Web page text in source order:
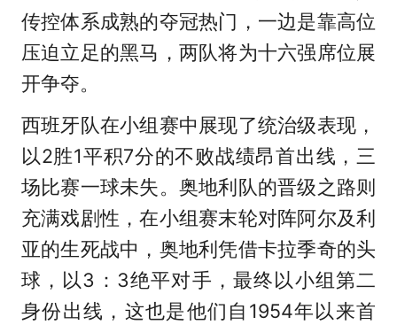
传控体系成熟的夺冠热门，一边是靠高位
压迫立足的黑马，两队将为十六强席位展
开争夺。
西班牙队在小组赛中展现了统治级表现，
以2胜1平积7分的不败战绩昂首出线，三
场比赛一球未失。奥地利队的晋级之路则
充满戏剧性，在小组赛末轮对阵阿尔及利
亚的生死战中，奥地利凭借卡拉季奇的头
球，以3：3绝平对手，最终以小组第二
身份出线，这也是他们自1954年以来首